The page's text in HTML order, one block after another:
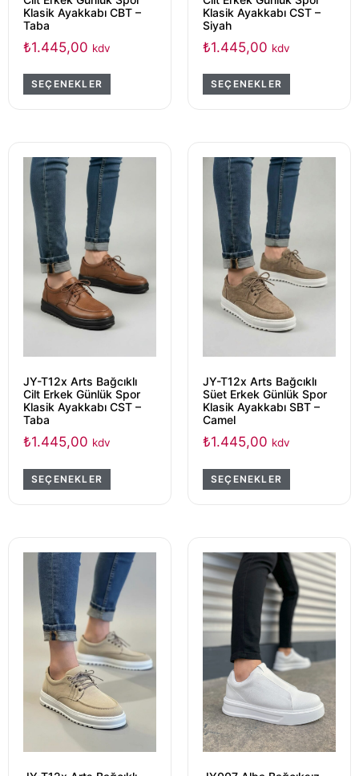
Klasik Ayakkabı CBT –
Taba
₺1.445,00 kdv
SEÇENEKLER
Klasik Ayakkabı CST –
Siyah
₺1.445,00 kdv
SEÇENEKLER
JY-T12x Arts Bağcıklı
Cilt Erkek Günlük Spor
Klasik Ayakkabı CST –
Taba
₺1.445,00 kdv
SEÇENEKLER
JY-T12x Arts Bağcıklı
Süet Erkek Günlük Spor
Klasik Ayakkabı SBT –
Camel
₺1.445,00 kdv
SEÇENEKLER